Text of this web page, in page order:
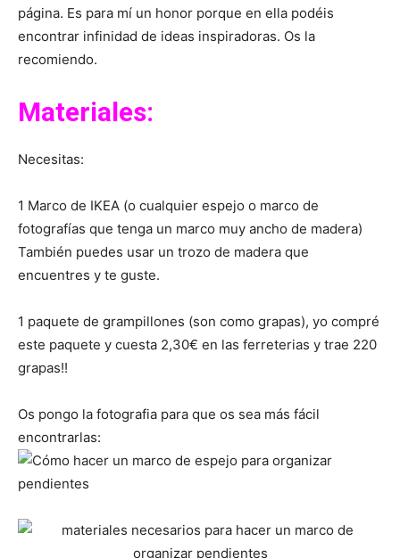
página. Es para mí un honor porque en ella podéis
encontrar infinidad de ideas inspiradoras. Os la
recomiendo.
Materiales:
Necesitas:
1 Marco de IKEA (o cualquier espejo o marco de
fotografías que tenga un marco muy ancho de madera)
También puedes usar un trozo de madera que
encuentres y te guste.
1 paquete de grampillones (son como grapas), yo compré
este paquete y cuesta 2,30€ en las ferreterias y trae 220
grapas!!
Os pongo la fotografia para que os sea más fácil
encontrarlas: